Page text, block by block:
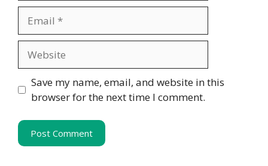
Save my name, email, and website in this
browser for the next time I comment.